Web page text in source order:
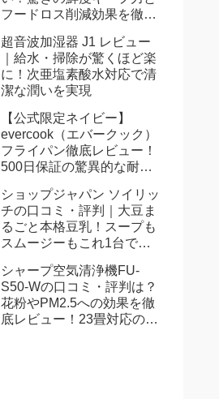
フードロス削減効果を徹底
超音波加湿器 J1 レビュー
｜給水・掃除が驚くほど楽
に！次亜塩素酸水対応で清
潔な潤いを実現
【公式限定ネイビー】
evercook（エバークック）
フライパン徹底レビュー！
500日保証の驚異的な耐久
ショップジャパン ソイリッ
チの口コミ・評判｜大豆ま
るごと本格豆乳！スープも
スムージーもこれ1台で手
シャープ空気清浄機FU-
S50-Wの口コミ・評判は？
花粉やPM2.5への効果を徹
底レビュー！23畳対応の実